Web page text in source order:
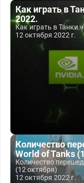
Как играть в
2022.
Как играть в Танки
12 октября 2022 г.
Количество
World of Tanks
Количество
(12 октября)
12 октября 2022 г.